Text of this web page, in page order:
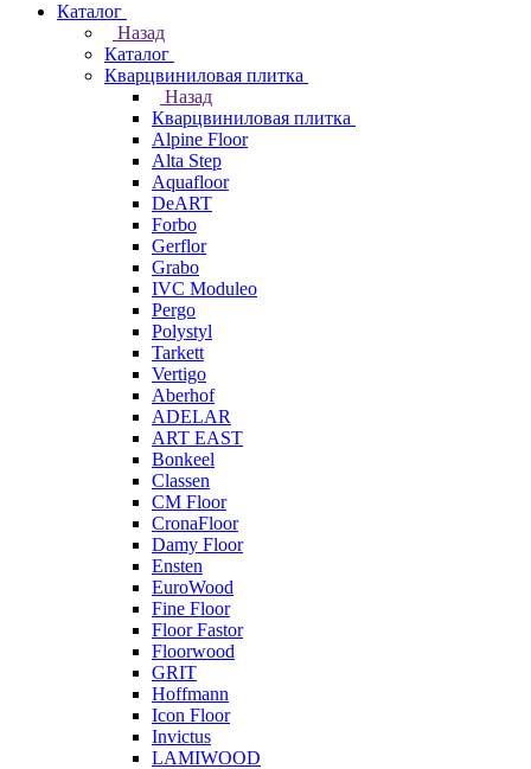
Каталог
Назад
Каталог
Кварцвиниловая плитка
Назад
Кварцвиниловая плитка
Alpine Floor
Alta Step
Aquafloor
DeART
Forbo
Gerflor
Grabo
IVC Moduleo
Pergo
Polystyl
Tarkett
Vertigo
Aberhof
ADELAR
ART EAST
Bonkeel
Classen
CM Floor
CronaFloor
Damy Floor
Ensten
EuroWood
Fine Floor
Floor Fastor
Floorwood
GRIT
Hoffmann
Icon Floor
Invictus
LAMIWOOD